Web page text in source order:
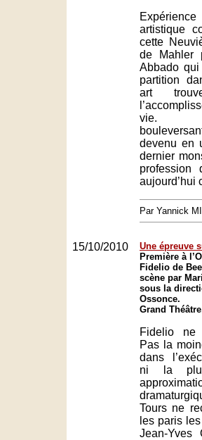
artistique
cette
de Mahler
Abbado qui
partition
art
vie.
devenu en
dernier
profession
aujourd’hui
Par Yannick
15/10/2010
Une épreuve
Première à
Fidelio de
scène par
sous la
Ossonce.
Grand
Fidelio ne
Pas la
dans
ni la
Tours ne
les paris
Jean-Yves